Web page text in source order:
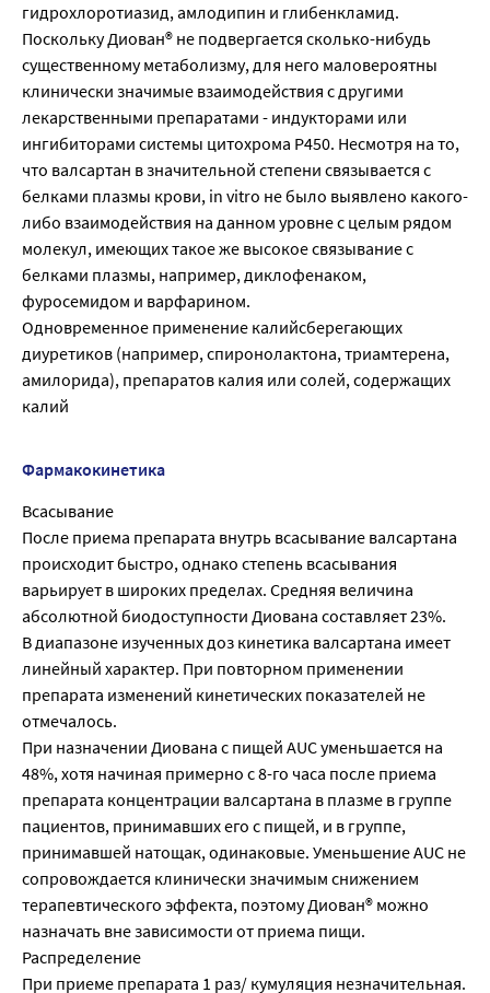
гидрохлоротиазид, амлодипин и глибенкламид.
Поскольку Диован® не подвергается сколько-нибудь
существенному метаболизму, для него маловероятны
клинически значимые взаимодействия с другими
лекарственными препаратами - индукторами или
ингибиторами системы цитохрома P450. Несмотря на то,
что валсартан в значительной степени связывается с
белками плазмы крови, in vitro не было выявлено какого-
либо взаимодействия на данном уровне с целым рядом
молекул, имеющих такое же высокое связывание с
белками плазмы, например, диклофенаком,
фуросемидом и варфарином.
Одновременное применение калийсберегающих
диуретиков (например, спиронолактона, триамтерена,
амилорида), препаратов калия или солей, содержащих
калий
Фармакокинетика
Всасывание
После приема препарата внутрь всасывание валсартана
происходит быстро, однако степень всасывания
варьирует в широких пределах. Средняя величина
абсолютной биодоступности Диована составляет 23%.
В диапазоне изученных доз кинетика валсартана имеет
линейный характер. При повторном применении
препарата изменений кинетических показателей не
отмечалось.
При назначении Диована с пищей AUC уменьшается на
48%, хотя начиная примерно с 8-го часа после приема
препарата концентрации валсартана в плазме в группе
пациентов, принимавших его с пищей, и в группе,
принимавшей натощак, одинаковые. Уменьшение AUC не
сопровождается клинически значимым снижением
терапевтического эффекта, поэтому Диован® можно
назначать вне зависимости от приема пищи.
Распределение
При приеме препарата 1 раз/ кумуляция незначительная.